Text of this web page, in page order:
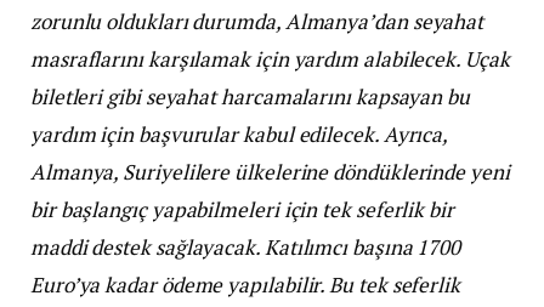
zorunlu oldukları durumda, Almanya’dan seyahat
masraflarını karşılamak için yardım alabilecek. Uçak
biletleri gibi seyahat harcamalarını kapsayan bu
yardım için başvurular kabul edilecek. Ayrıca,
Almanya, Suriyelilere ülkelerine döndüklerinde yeni
bir başlangıç yapabilmeleri için tek seferlik bir
maddi destek sağlayacak. Katılımcı başına 1700
Euro’ya kadar ödeme yapılabilir. Bu tek seferlik